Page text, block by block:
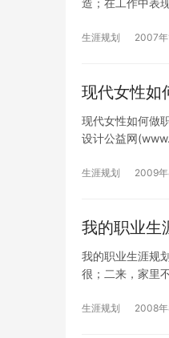
造；在工作中表
生涯规划 2007年
现代女性如
现代女性如何做
设计公益网
生涯规划 2009
我的职业生
我的职业生涯规
很；二来，家里
生涯规划 2008